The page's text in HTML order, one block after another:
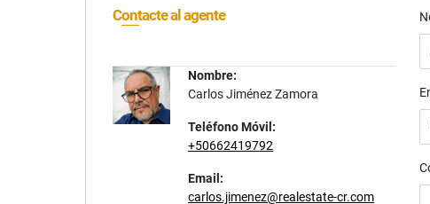
Contacte al agente
Nombre:
Carlos Jiménez Zamora
Teléfono Móvil:
+50662419792
Email:
carlos.jimenez@realestate-cr.com